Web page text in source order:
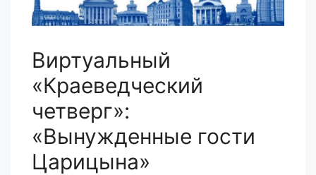
Виртуальный
«Краеведческий
четверг»:
«Вынужденные гости
Царицына»